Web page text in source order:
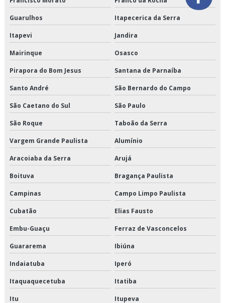
Orçamento de transporte produtos congelados
Orçamento de transporte produtos refrigerados
Serviço de armazenagem para alimentos climatizados
Serviço de armazenagem para alimentos congelados
Serviço de armazenagem para alimentos refrigerados
Serviço de armazenamento refrigerado
Serviço de cross docking
Serviço de crossdocking
Serviço de distribuição de alimentos climatizados
Serviço de distribuição de alimentos congelados
Serviço de entrega de congelados
Serviço de entrega de perecíveis
Guarulhos Itapecerica da Serra
Itapevi Jandira
Mairinque Osasco
Pirapora do Bom Jesus Santana de Parnaíba
Santo André São Bernardo do Campo
São Caetano do Sul São Paulo
São Roque Taboão da Serra
Vargem Grande Paulista Alumínio
Aracoiaba da Serra Arujá
Boituva Bragança Paulista
Campinas Campo Limpo Paulista
Cubatão Elias Fausto
Embu-Guaçu Ferraz de Vasconcelos
Guararema Ibiúna
Indaiatuba Iperó
Itaquaquecetuba Itatiba
Itu Itupeva